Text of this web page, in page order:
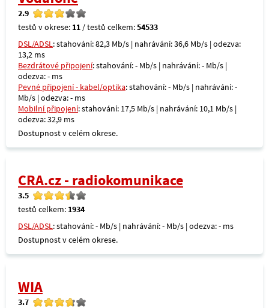
2.9
testů v okrese: 11 / testů celkem:54533
DSL/ADSL: stahování: 82,3 Mb/s | nahrávání: 36,6 Mb/s | odezva:
13,2 ms
Bezdrátové připojení: stahování: - Mb/s | nahrávání: - Mb/s |
odezva: - ms
Pevné připojení - kabel/optika: stahování: - Mb/s | nahrávání: -
Mb/s | odezva: - ms
Mobilní připojení: stahování: 17,5 Mb/s | nahrávání: 10,1 Mb/s |
odezva: 32,9 ms
Dostupnost v celém okrese.
CRA.cz - radiokomunikace
3.5
testů celkem: 1934
DSL/ADSL: stahování: - Mb/s | nahrávání: - Mb/s | odezva: - ms
Dostupnost v celém okrese.
WIA
3.7